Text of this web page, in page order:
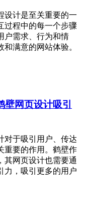
设计是至关重要的一
过程中的每一个步骤
户需求、行为和情
满意的网站体验。
网页设计吸引
对于吸引用户、传达
重要的作用。鹤壁作
其网页设计也需要通
力，吸引更多的用户